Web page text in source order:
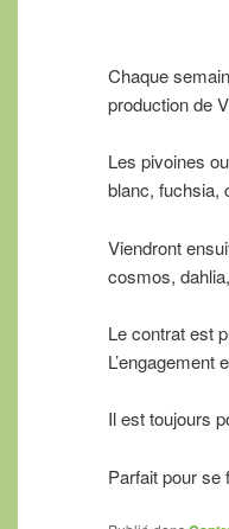
Chaque
production de
Les pivoines
blanc,
Viendront
cosmos,
Le contrat est
Il est toujours
Parfait pour se